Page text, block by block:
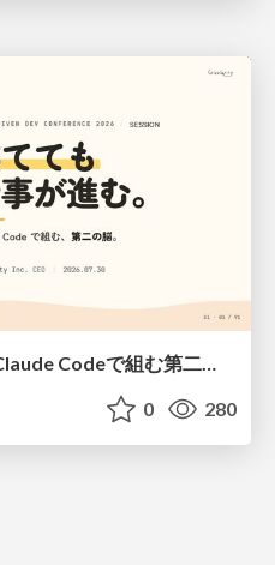
「寝てても仕事が進む」Claude Codeで組む第二の脳
0 280